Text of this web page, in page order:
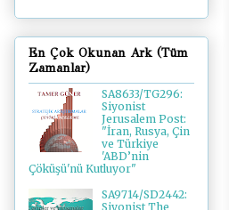
En Çok Okunan Ark (Tüm
Zamanlar)
SA8633/TG296:
Siyonist
Jerusalem Post:
"İran, Rusya, Çin
ve Türkiye
'ABD’nin
Çöküşü'nü Kutluyor"
SA9714/SD2442:
Siyonist The